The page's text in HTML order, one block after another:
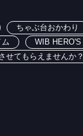
ちゃぶ台おかわり
ム WIB HERO'S
せてもらえませんか？